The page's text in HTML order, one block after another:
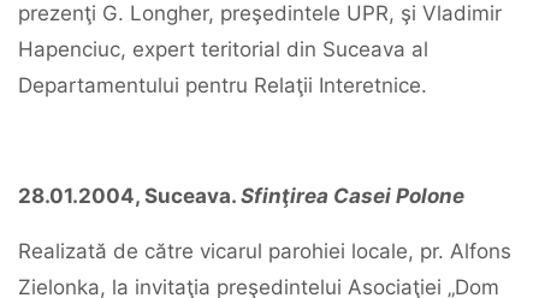
prezenţi G. Longher, preşedintele UPR, şi Vladimir
Hapenciuc, expert teritorial din Suceava al
Departamentului pentru Relaţii Interetnice.
28.01.2004, Suceava. Sfinţirea Casei Polone
Realizată de către vicarul parohiei locale, pr. Alfons
Zielonka, la invitaţia preşedintelui Asociaţiei „Dom